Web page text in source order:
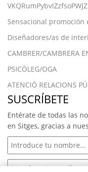
Sensacional promoción
Diseñadores/as de
CAMBRER/CAMBRERA
PSICÒLEG/OGA
ATENCIÓ RELACIONS
SUSCRÍBETE
Entérate de todas las
en Sitges, gracias a